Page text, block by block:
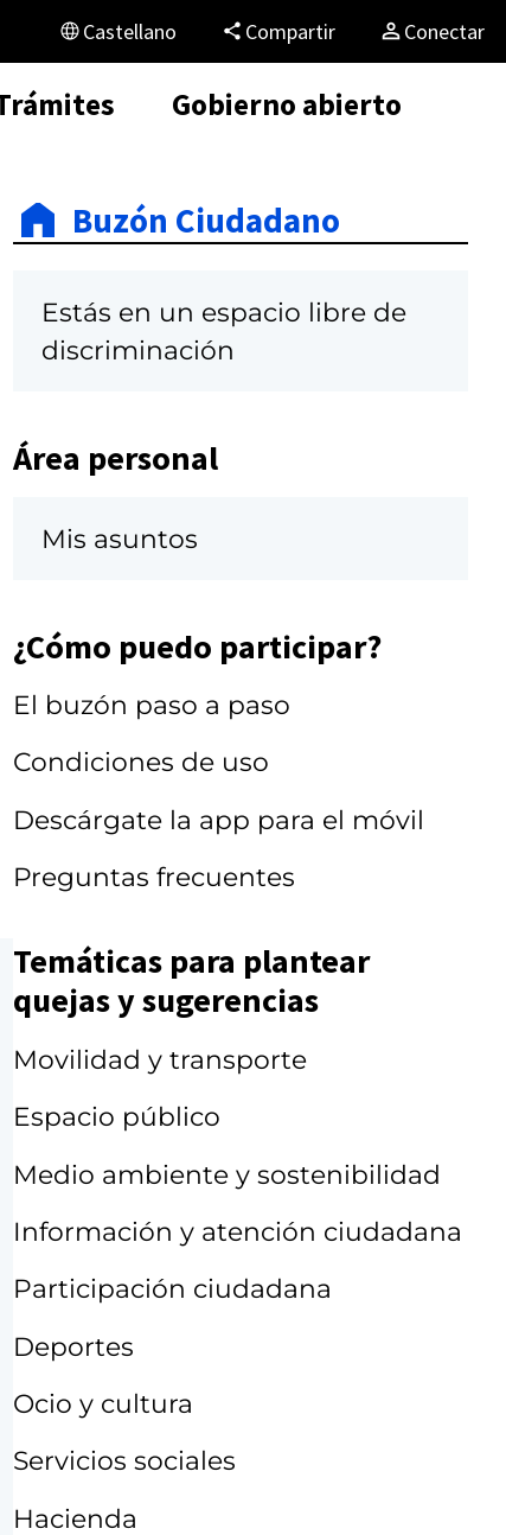
Castellano Compartir Conectar
Gobierno abierto
Buzón Ciudadano
Estás en un espacio libre de
discriminación
Área personal
Mis asuntos
¿Cómo puedo participar?
El buzón paso a paso
Condiciones de uso
Descárgate la app para el móvil
Preguntas frecuentes
Temáticas para plantear
quejas y sugerencias
Movilidad y transporte
Espacio público
Medio ambiente y sostenibilidad
Información y atención ciudadana
Participación ciudadana
Deportes
Ocio y cultura
Servicios sociales
Hacienda